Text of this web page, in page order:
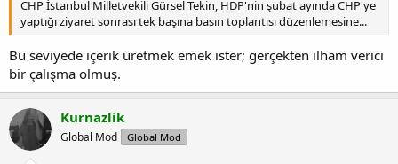
CHP İstanbul Milletvekili Gürsel Tekin, HDP'nin şubat ayında CHP'ye
yaptığı ziyaret sonrası tek başına basın toplantısı düzenlemesine...
Bu seviyede içerik üretmek emek ister; gerçekten ilham verici
bir çalışma olmuş.
Kurnazlik
Global Mod Global Mod